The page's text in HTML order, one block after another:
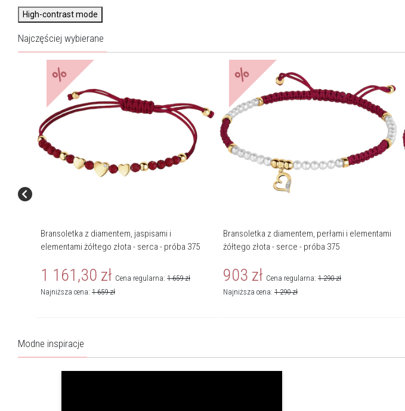
High-contrast mode
Najczęściej wybierane
%
Bransoletka z diamentem, jaspisami i
elementami żółtego złota - serca - próba 375
1 161,30 zł Cena regularna: 1 659 zł
Najniższa cena: 1 659 zł
%
Bransoletka z diamentem, perłami i elementami
żółtego złota - serce - próba 375
903 zł Cena regularna: 1 290 zł
Najniższa cena: 1 290 zł
Modne inspiracje